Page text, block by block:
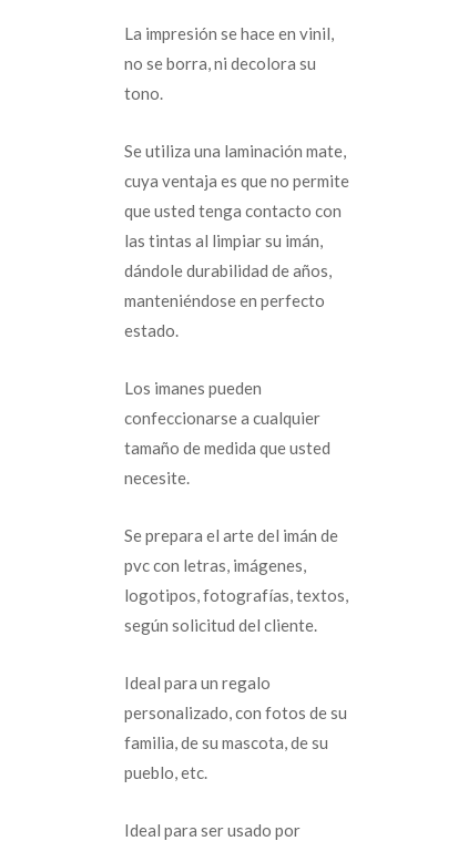
La impresión se hace en vinil,
no se borra, ni decolora su
tono.
Se utiliza una laminación mate,
cuya ventaja es que no permite
que usted tenga contacto con
las tintas al limpiar su imán,
dándole durabilidad de años,
manteniéndose en perfecto
estado.
Los imanes pueden
confeccionarse a cualquier
tamaño de medida que usted
necesite.
Se prepara el arte del imán de
pvc con letras, imágenes,
logotipos, fotografías, textos,
según solicitud del cliente.
Ideal para un regalo
personalizado, con fotos de su
familia, de su mascota, de su
pueblo, etc.
Ideal para ser usado por